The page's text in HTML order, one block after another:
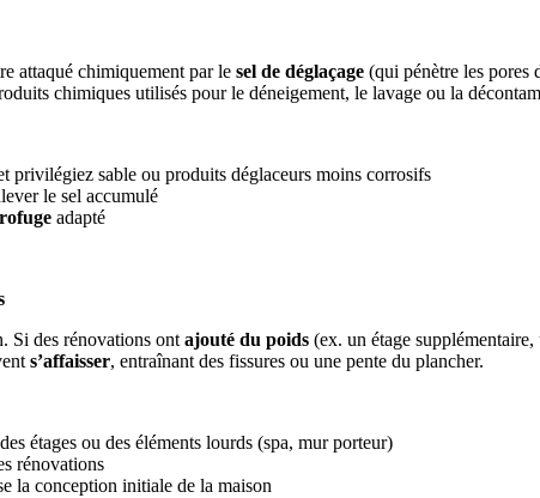
attaqué chimiquement par le sel de déglaçage (qui pénètre les pores
chimiques utilisés pour le déneigement, le lavage ou la
privilégiez sable ou produits déglaceurs moins corrosifs
le sel accumulé
adapté
Si des rénovations ont ajouté du poids (ex. un étage
s’affaisser, entraînant des fissures ou une pente du plancher.
étages ou des éléments lourds (spa, mur porteur)
rénovations
la conception initiale de la maison